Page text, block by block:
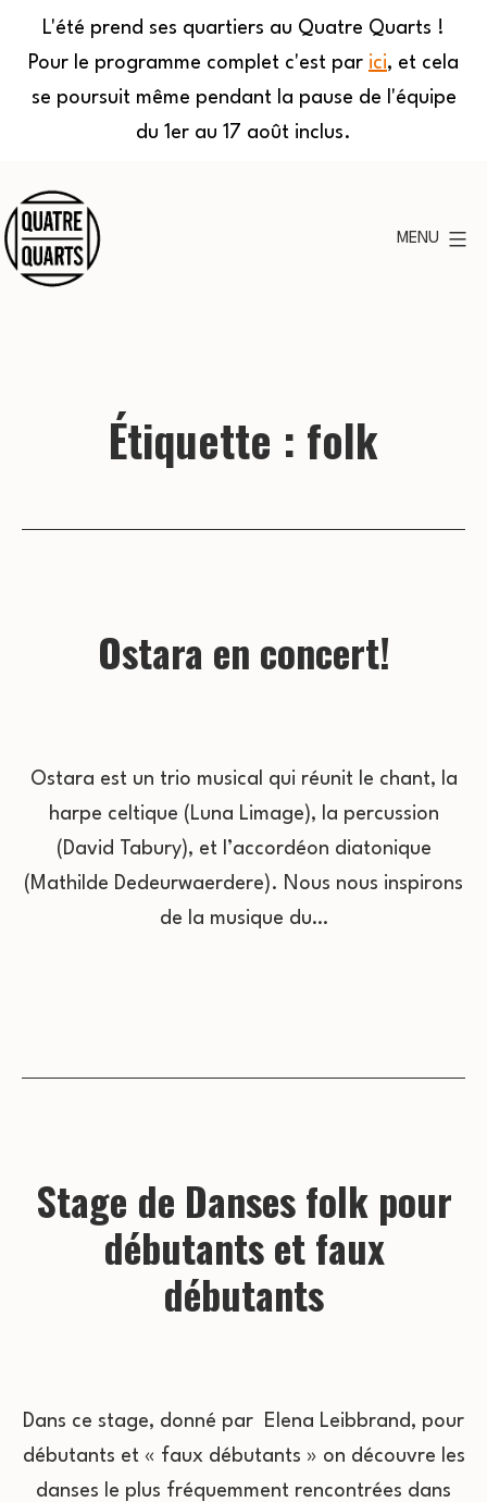
L'été prend ses quartiers au Quatre Quarts !
Pour le programme complet c'est par ici, et cela
se poursuit même pendant la pause de l'équipe
du 1er au 17 août inclus.
au
contenu
MENU
Étiquette : folk
Ostara en concert!
Ostara est un trio musical qui réunit le chant, la
harpe celtique (Luna Limage), la percussion
(David Tabury), et l’accordéon diatonique
(Mathilde Dedeurwaerdere). Nous nous inspirons
de la musique du…
Stage de Danses folk pour
débutants et faux
débutants
Dans ce stage, donné par Elena Leibbrand, pour
débutants et « faux débutants » on découvre les
danses le plus fréquemment rencontrées dans